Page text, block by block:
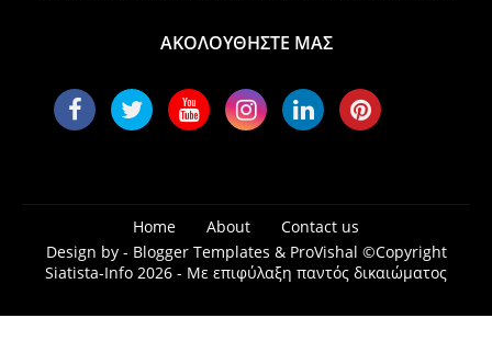
ΑΚΟΛΟΥΘΗΣΤΕ ΜΑΣ
Home About
Contact us
Design by - Blogger Templates & ProVishal ©Copyright
Siatista-Info 2026 - Με επιφύλαξη παντός δικαιώματος